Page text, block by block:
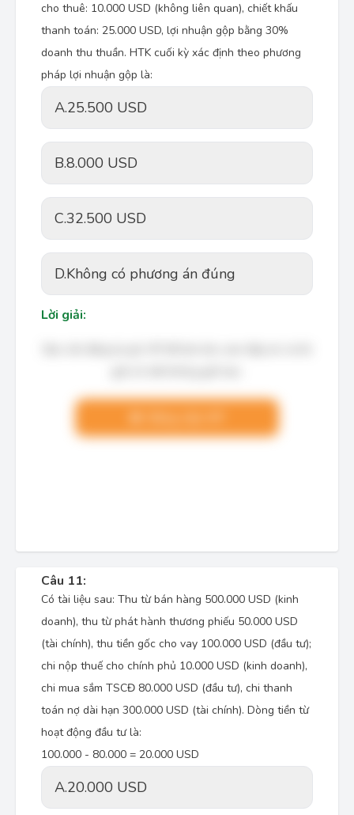
cho thuê: 10.000 USD (không liên quan), chiết khấu
thanh toán: 25.000 USD, lợi nhuận gộp bằng 30%
doanh thu thuần. HTK cuối kỳ xác định theo phương
pháp lợi nhuận gộp là:
A.25.500 USD
B.8.000 USD
C.32.500 USD
D.Không có phương án đúng
Lời giải:
Câu 11:
Có tài liệu sau: Thu từ bán hàng 500.000 USD (kinh
doanh), thu từ phát hành thương phiếu 50.000 USD
(tài chính), thu tiền gốc cho vay 100.000 USD (đầu tư);
chi nộp thuế cho chính phủ 10.000 USD (kinh doanh),
chi mua sắm TSCĐ 80.000 USD (đầu tư), chi thanh
toán nợ dài hạn 300.000 USD (tài chính). Dòng tiền từ
hoạt động đầu tư là:
100.000 - 80.000 = 20.000 USD
A.20.000 USD